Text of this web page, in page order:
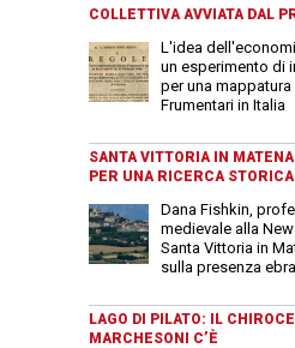
COLLETTIVA AVVIATA DAL
L'idea
un esperimento di
per una
Frumentari in Italia
SANTA VITTORIA IN
PER UNA RICERCA STORICA
Dana Fishkin,
medievale alla
Santa Vittoria in
sulla presenza
LAGO DI PILATO: IL
MARCHESONI C’È